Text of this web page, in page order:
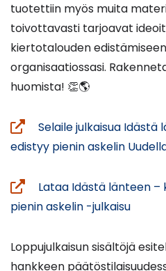
tuotettiin myös muita
toivottavasti tarjoavat
kiertotalouden
organisaatiossasi.
huomista! 👏🌎
Selaile julkaisua
edistyy pienin askelin
Lataa Idästä länteen
pienin askelin -julkaisu(siirryt
Loppujulkaisun sisältöjä
hankkeen